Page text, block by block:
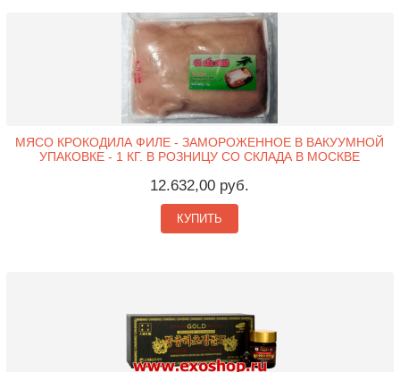
МЯСО КРОКОДИЛА ФИЛЕ - ЗАМОРОЖЕННОЕ В ВАКУУМНОЙ
УПАКОВКЕ - 1 КГ. В РОЗНИЦУ СО СКЛАДА В МОСКВЕ
12.632,00 руб.
КУПИТЬ